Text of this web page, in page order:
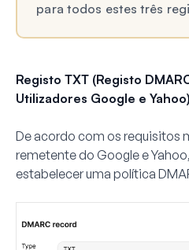
para todos estes três
Registo TXT (Registo
Utilizadores Google e Yahoo)
De acordo com os requisitos
remetente do Google e
estabelecer uma política